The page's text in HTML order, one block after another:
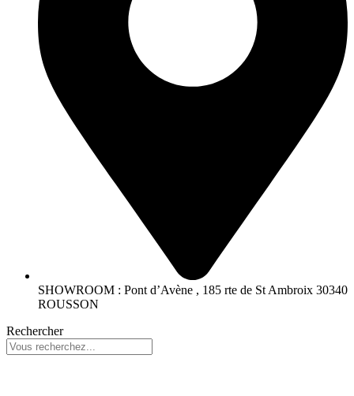
SHOWROOM : Pont d’Avène , 185 rte de St Ambroix 30340
ROUSSON
Rechercher